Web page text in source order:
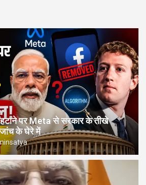
हटाने पर Meta से सरकार के तीखे
जांच के घेरे में